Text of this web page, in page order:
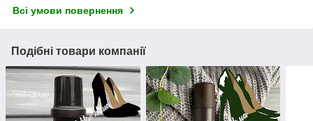
Всі умови повернення
Подібні товари компанії